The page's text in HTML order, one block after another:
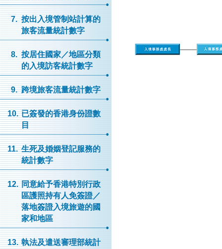
7. 按出入境管制站計算的
旅客流量統計數字
8. 按居住國家／地區分類
的入境訪客統計數字
9. 跨境旅客流量統計數字
10. 已簽發的香港身份證數
目
11. 生死及婚姻登記服務的
統計數字
12. 同意給予香港特別行政
區護照持有人免簽證／
落地簽證入境旅遊的國
家和地區
13. 執法及遣送審理部統計